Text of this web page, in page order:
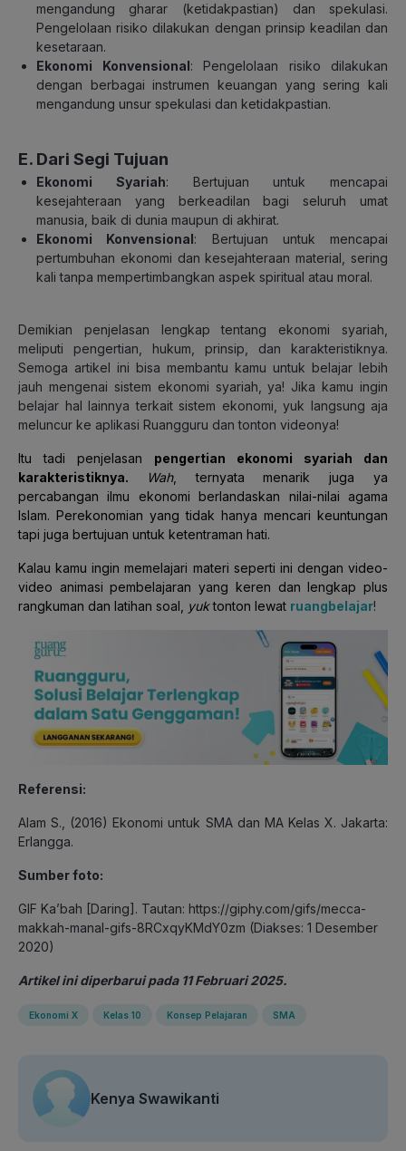
mengandung gharar (ketidakpastian) dan spekulasi.
Pengelolaan risiko dilakukan dengan prinsip keadilan dan
kesetaraan.
Ekonomi Konvensional: Pengelolaan risiko dilakukan
dengan berbagai instrumen keuangan yang sering kali
mengandung unsur spekulasi dan ketidakpastian.
E. Dari Segi Tujuan
Ekonomi Syariah: Bertujuan untuk mencapai
kesejahteraan yang berkeadilan bagi seluruh umat
manusia, baik di dunia maupun di akhirat.
Ekonomi Konvensional: Bertujuan untuk mencapai
pertumbuhan ekonomi dan kesejahteraan material, sering
kali tanpa mempertimbangkan aspek spiritual atau moral.
Demikian penjelasan lengkap tentang ekonomi syariah,
meliputi pengertian, hukum, prinsip, dan karakteristiknya.
Semoga artikel ini bisa membantu kamu untuk belajar lebih
jauh mengenai sistem ekonomi syariah, ya! Jika kamu ingin
belajar hal lainnya terkait sistem ekonomi, yuk langsung aja
meluncur ke aplikasi Ruangguru dan tonton videonya!
Itu tadi penjelasan pengertian ekonomi syariah dan
karakteristiknya.
Wah, ternyata menarik juga ya
percabangan ilmu ekonomi berlandaskan nilai-nilai agama
Islam. Perekonomian yang tidak hanya mencari keuntungan
tapi juga bertujuan untuk ketentraman hati.
Kalau kamu ingin memelajari materi seperti ini dengan video-
video animasi pembelajaran yang keren dan lengkap plus
rangkuman dan latihan soal,
yuktonton lewat ruangbelajar!
Referensi:
Alam S., (2016) Ekonomi untuk SMA dan MA Kelas X. Jakarta:
Erlangga.
Sumber foto:
GIF Ka’bah [Daring]. Tautan: https://giphy.com/gifs/mecca-
makkah-manal-gifs-8RCxqyKMdY0zm (Diakses: 1 Desember
2020)
Artikel ini diperbarui pada 11 Februari 2025.
Ekonomi X Kelas 10 Konsep Pelajaran SMA
Kenya Swawikanti